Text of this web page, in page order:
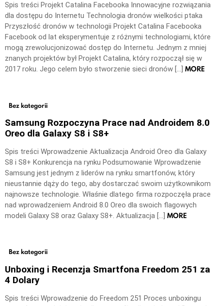
Spis treści Projekt Catalina Facebooka Innowacyjne rozwiązania
dla dostępu do Internetu Technologia dronów wielkości ptaka
Przyszłość dronów w technologii Projekt Catalina Facebooka
Facebook od lat eksperymentuje z różnymi technologiami, które
mogą zrewolucjonizować dostęp do Internetu. Jednym z mniej
znanych projektów był Projekt Catalina, który rozpoczął się w
2017 roku. Jego celem było stworzenie sieci dronów […] MORE
Bez kategorii
Samsung Rozpoczyna Prace nad Androidem 8.0
Oreo dla Galaxy S8 i S8+
Spis treści Wprowadzenie Aktualizacja Android Oreo dla Galaxy
S8 i S8+ Konkurencja na rynku Podsumowanie Wprowadzenie
Samsung jest jednym z liderów na rynku smartfonów, który
nieustannie dąży do tego, aby dostarczać swoim użytkownikom
najnowsze technologie. Właśnie dlatego firma rozpoczęła prace
nad wprowadzeniem Android 8.0 Oreo dla swoich flagowych
modeli Galaxy S8 oraz Galaxy S8+. Aktualizacja […] MORE
Bez kategorii
Unboxing i Recenzja Smartfona Freedom 251 za
4 Dolary
Spis treści Wprowadzenie do Freedom 251 Proces unboxingu